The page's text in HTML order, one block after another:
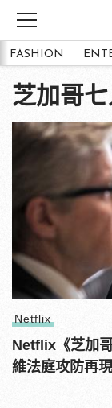
FASHION
芝加哥
Netflix
Netflix《芝加
維法庭攻防再